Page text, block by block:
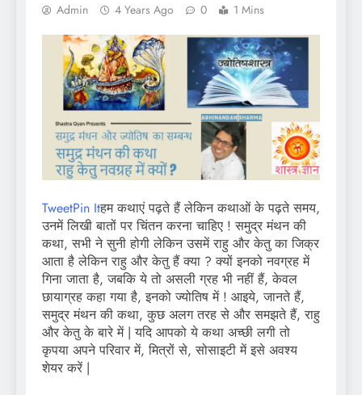
Admin 4 Years Ago 0 1 Mins
TweetPin Itहम कथाएं पढ़ते हैं लेकिन कथाओं के पढ़ते समय,
उनमें लिखी बातों पर चिंतन करना चाहिए ! समुद्र मंथन की
कथा, सभी ने सुनी होगी लेकिन उसमें राहु और केतु का जिक्र
आता है लेकिन राहु और केतु हैं क्या ? क्यों इनको नवग्रह में
गिना जाता है, जबकि ये तो असली ग्रह भी नहीं हैं, केवल
छायाग्रह कहा गया है, इनको ज्योतिष में ! आइये, जानते हैं,
समुद्र मंथन की कथा, कुछ अलग तरह से और समझते हैं, राहु
और केतु के बारे में | यदि आपको ये कथा अच्छी लगी तो
कृपया अपने परिवार में, मित्रों से, सोसाइटी में इसे अवश्य
शेयर करें |